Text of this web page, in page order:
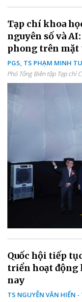
Tạp chí khoa
nguyên số và
phong trên mặt
PGS, TS PHẠM MINH
Phó Tổng Biên tập Tạp chí
Quốc hội tiếp
triển hoạt động
nay
TS NGUYỄN VĂN HIỂN